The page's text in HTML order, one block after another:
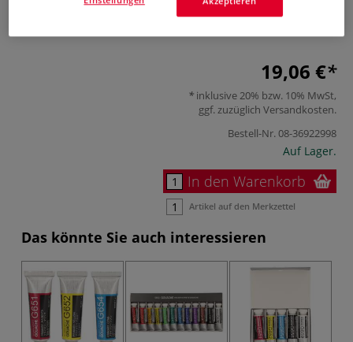
GOUACHE im Original. Ideal für Farbplanung, Vergleich und
19,06 €
inklusive 20% bzw. 10% MwSt,
ggf. zuzüglich Versandkosten.
Bestell-Nr.08-36922998
Auf Lager.
In den Warenkorb
Artikel auf den Merkzettel
Das könnte Sie auch interessieren